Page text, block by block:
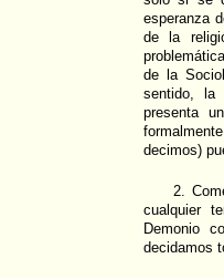
esperanza
de la
de la
sentido, la
presenta
decimos)
2.
cualquier
Demonio
decidamos